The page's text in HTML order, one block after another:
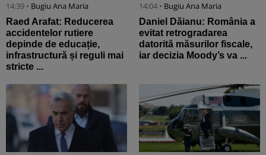
14:39 • Bugiu ⁠Ana Maria
Raed Arafat: Reducerea
accidentelor rutiere
depinde de educație,
infrastructură și reguli mai
stricte ...
14:04 • Bugiu ⁠Ana Maria
Daniel Dăianu: România a
evitat retrogradarea
datorită măsurilor fiscale,
iar decizia Moody’s va ...